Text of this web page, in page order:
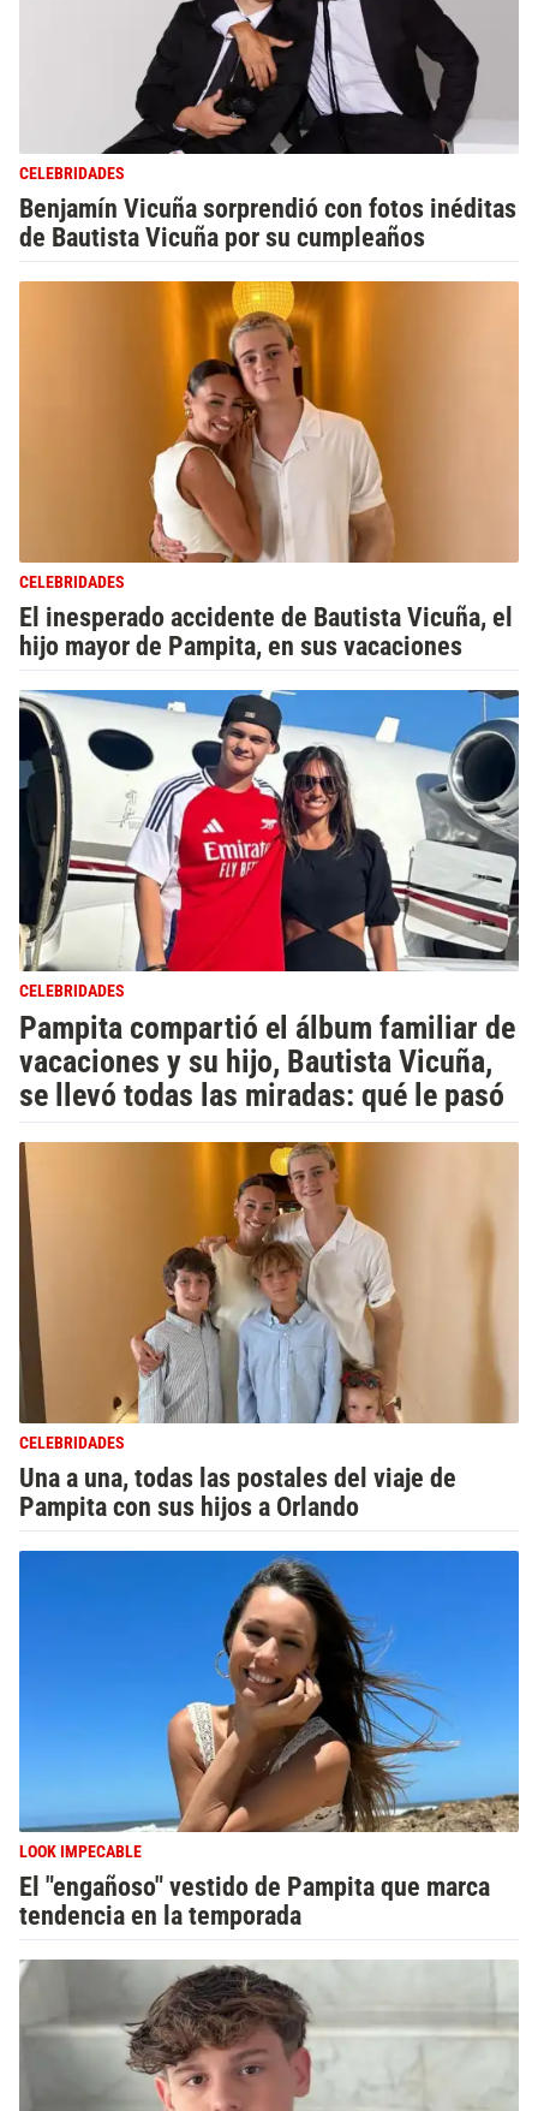
CELEBRIDADES
Benjamín Vicuña sorprendió con fotos inéditas
de Bautista Vicuña por su cumpleaños
CELEBRIDADES
El inesperado accidente de Bautista Vicuña, el
hijo mayor de Pampita, en sus vacaciones
CELEBRIDADES
Pampita compartió el álbum familiar de
vacaciones y su hijo, Bautista Vicuña,
se llevó todas las miradas: qué le pasó
CELEBRIDADES
Una a una, todas las postales del viaje de
Pampita con sus hijos a Orlando
LOOK IMPECABLE
El "engañoso" vestido de Pampita que marca
tendencia en la temporada